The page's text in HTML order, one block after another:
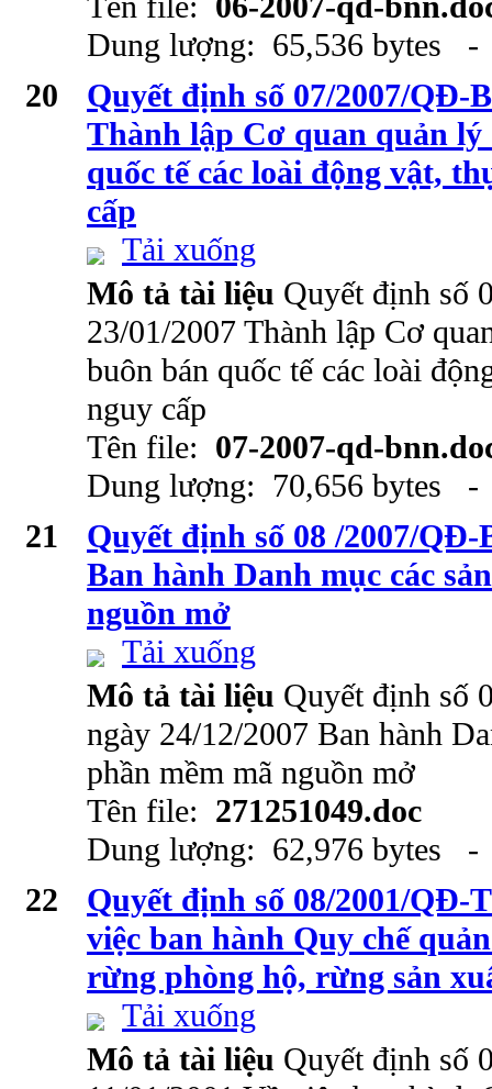
Dung lượng: 65,536 bytes
20
Quyết định số 07/2007/QĐ-
Thành lập Cơ quan quản lý
quốc tế các loài động vật,
cấp
Tải xuống
Mô tả tài liệu Quyết định số
23/01/2007 Thành lập Cơ
buôn bán quốc tế các loài
nguy cấp
Tên file: 07-2007-qd-
Dung lượng: 70,656 bytes
21
Quyết định số 08 /2007/
Ban hành Danh mục các
nguồn mở
Tải xuống
Mô tả tài liệu Quyết định số
ngày 24/12/2007 Ban hành
phần mềm mã nguồn mở
Tên file: 271251049.doc
Dung lượng: 62,976 bytes
22
Quyết định số 08/2001/QĐ-
việc ban hành Quy chế
rừng phòng hộ, rừng sản
Tải xuống
Mô tả tài liệu Quyết định số